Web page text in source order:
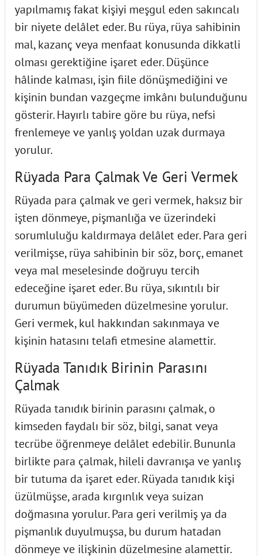
yapılmamış fakat kişiyi meşgul eden sakıncalı
bir niyete delâlet eder. Bu rüya, rüya sahibinin
mal, kazanç veya menfaat konusunda dikkatli
olması gerektiğine işaret eder. Düşünce
hâlinde kalması, işin fiile dönüşmediğini ve
kişinin bundan vazgeçme imkânı bulunduğunu
gösterir. Hayırlı tabire göre bu rüya, nefsi
frenlemeye ve yanlış yoldan uzak durmaya
yorulur.
Rüyada Para Çalmak Ve Geri Vermek
Rüyada para çalmak ve geri vermek, haksız bir
işten dönmeye, pişmanlığa ve üzerindeki
sorumluluğu kaldırmaya delâlet eder. Para geri
verilmişse, rüya sahibinin bir söz, borç, emanet
veya mal meselesinde doğruyu tercih
edeceğine işaret eder. Bu rüya, sıkıntılı bir
durumun büyümeden düzelmesine yorulur.
Geri vermek, kul hakkından sakınmaya ve
kişinin hatasını telafi etmesine alamettir.
Rüyada Tanıdık Birinin Parasını
Çalmak
Rüyada tanıdık birinin parasını çalmak, o
kimseden faydalı bir söz, bilgi, sanat veya
tecrübe öğrenmeye delâlet edebilir. Bununla
birlikte para çalmak, hileli davranışa ve yanlış
bir tutuma da işaret eder. Rüyada tanıdık kişi
üzülmüşse, arada kırgınlık veya suizan
doğmasına yorulur. Para geri verilmiş ya da
pişmanlık duyulmuşsa, bu durum hatadan
dönmeye ve ilişkinin düzelmesine alamettir.